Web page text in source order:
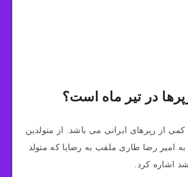
در تیر ماه است؟
کمی از رپرهای ایرانی می باشد. از متولدین
امیر رضا طاری ملقب به رضایا که متولد